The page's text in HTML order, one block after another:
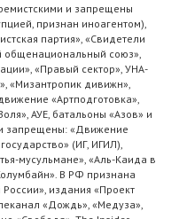
и запрещены
признан иноагентом),
партия», «Свидетели
общенациональный союз»,
«Правый сектор», УНА-
«Мизантропик дивижн»,
«Артподготовка»,
АУЕ, батальоны «Азов» и
запрещены: «Движение
(ИГ, ИГИЛ),
мусульмане», «Аль-Каида в
В РФ признана
издания «Проект
«Дождь», «Медуза»,